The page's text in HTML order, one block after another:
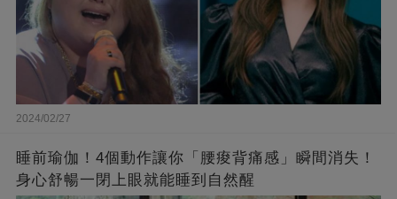
2024/02/27
睡前瑜伽！4個動作讓你「腰痠背痛感」瞬間消失！
身心舒暢一閉上眼就能睡到自然醒